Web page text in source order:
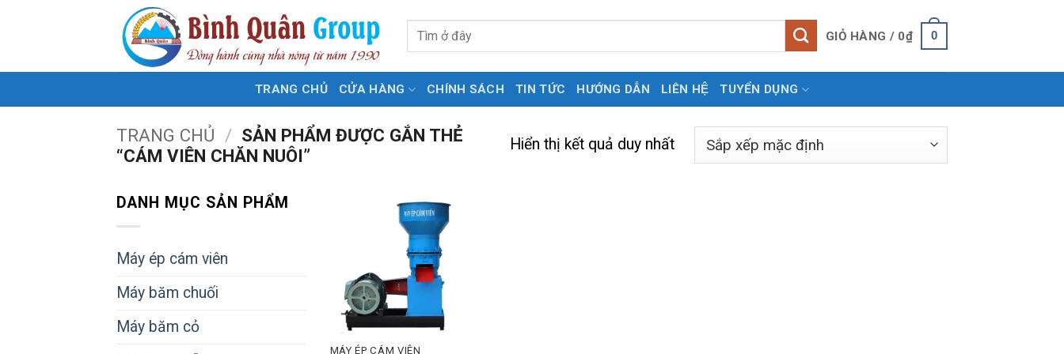
Tìm
GIỎ HÀNG / 0₫ 0
TRANG CHỦ CỬA HÀNG CHÍNH SÁCH TIN TỨC HƯỚNG DẪN LIÊN HỆ TUYỂN DỤNG
TRANG CHỦ / SẢN PHẨM ĐƯỢC GẮN THẺ
“CÁM VIÊN CHĂN NUÔI”
Hiển thị kết quả duy nhất
DANH MỤC SẢN PHẨM
Máy ép cám viên
Máy băm chuối
Máy băm cỏ
MÁY ÉP CÁM VIÊN